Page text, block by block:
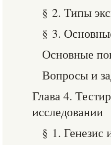
§ 2. Типы
§ 3.
Основные
Вопросы и
Глава 4.
исследовании
§ 1. Генезис